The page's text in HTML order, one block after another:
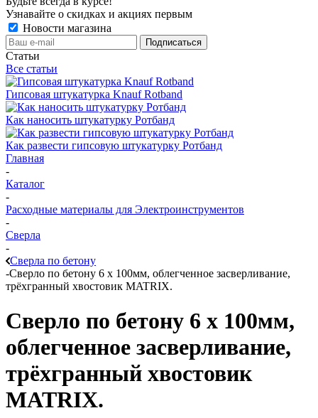
Узнавайте о скидках и акциях первым
Новости магазина
Статьи
Все статьи
Гипсовая штукатурка Knauf Rotband
Как наносить штукатурку Ротбанд
Как развести гипсовую штукатурку Ротбанд
Главная
-
Каталог
-
Расходные материалы для Электроинструментов
-
Сверла
-
Сверла по бетону
-Сверло по бетону 6 х 100мм, облегченное засверливание,
трёхгранный хвостовик MATRIX.
Сверло по бетону 6 х 100мм,
облегченное засверливание,
трёхгранный хвостовик
MATRIX.